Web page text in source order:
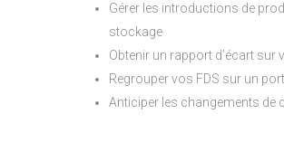
Gérer les introductions de
stockage
Obtenir un rapport d’écart
Regrouper vos FDS sur un
Anticiper les changements